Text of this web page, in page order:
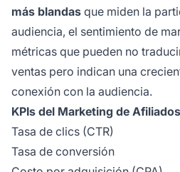
más blandas que miden la
audiencia, el sentimiento de
métricas que pueden no
ventas pero indican una
conexión con la audiencia.
KPIs del Marketing de
Tasa de clics (CTR)
Tasa de conversión